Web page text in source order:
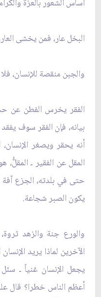
أساس الشعور بالعزة
البخل عار، فمن يخشى
والجبن منقصة للإنسان،
الفقر يخرس الفطن عن
بيانه، فإن الفقر سوف يفقد
أنه يحقر ويصغر
المقل عن الفقير ـ
حتى في بلدته، الجزع آفة
يكون الصبر شجاعة.
والورع جنة والزهد
الآخرين لماذا يريد
يجعل الإنسان غنياً ـ
أعظم الناس خطرا؟ قال